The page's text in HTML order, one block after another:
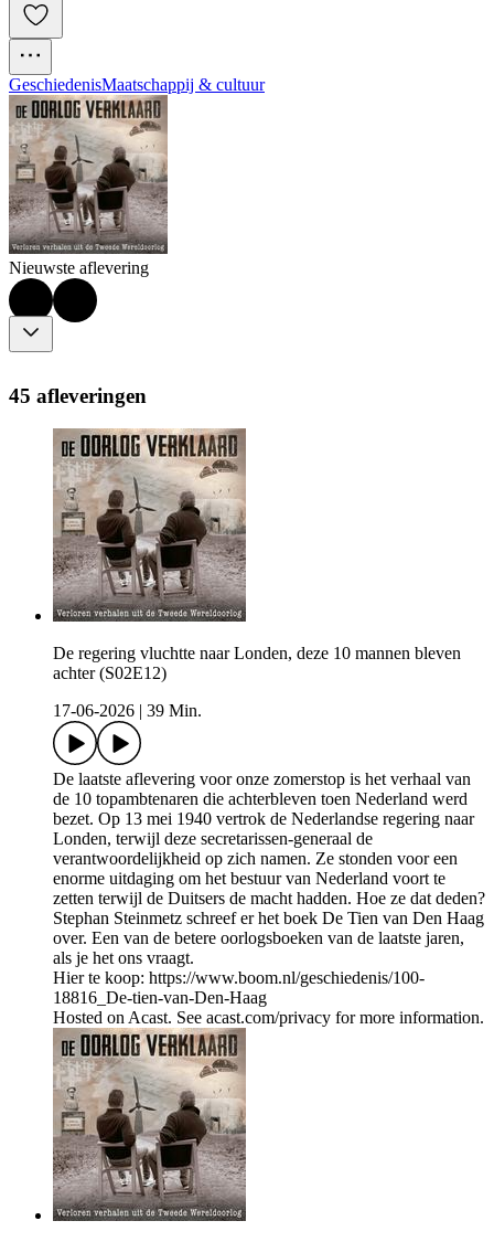
GeschiedenisMaatschappij & cultuur
Nieuwste aflevering
45 afleveringen
De regering vluchtte naar Londen, deze 10 mannen bleven
achter (S02E12)
17-06-2026
39 Min.
De laatste aflevering voor onze zomerstop is het verhaal van
de 10 topambtenaren die achterbleven toen Nederland werd
bezet. Op 13 mei 1940 vertrok de Nederlandse regering naar
Londen, terwijl deze secretarissen-generaal de
verantwoordelijkheid op zich namen. Ze stonden voor een
enorme uitdaging om het bestuur van Nederland voort te
zetten terwijl de Duitsers de macht hadden. Hoe ze dat deden?
Stephan Steinmetz schreef er het boek De Tien van Den Haag
over. Een van de betere oorlogsboeken van de laatste jaren,
als je het ons vraagt.
Hier te koop: https://www.boom.nl/geschiedenis/100-
18816_De-tien-van-Den-Haag
Hosted on Acast. See acast.com/privacy for more information.